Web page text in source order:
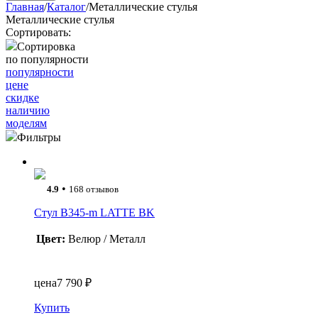
Главная/Каталог/Металлические стулья
Металлические стулья
Сортировать:
Сортировка
по популярности
популярности
цене
скидке
наличию
моделям
Фильтры
4.9 • 168 отзывов
Стул B345-m LATTE BK
Цвет: Велюр / Металл
цена7 790 ₽
Купить